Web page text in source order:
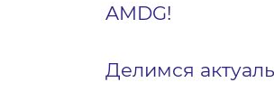
AMDG!
Делимся